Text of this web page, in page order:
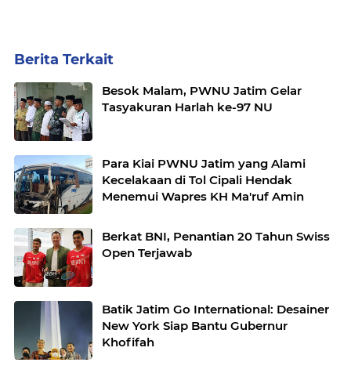
Berita Terkait
Besok Malam, PWNU Jatim Gelar
Tasyakuran Harlah ke-97 NU
Para Kiai PWNU Jatim yang Alami
Kecelakaan di Tol Cipali Hendak
Menemui Wapres KH Ma'ruf Amin
Berkat BNI, Penantian 20 Tahun Swiss
Open Terjawab
Batik Jatim Go International: Desainer
New York Siap Bantu Gubernur
Khofifah